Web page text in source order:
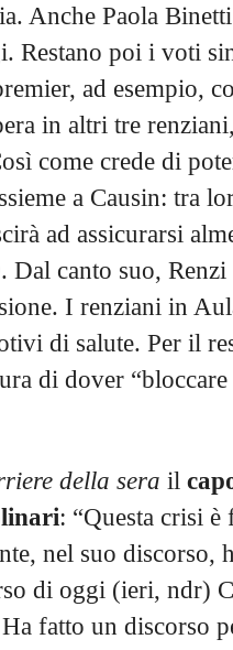
Anche Paola
Restano poi i voti
ad esempio,
in altri tre
come crede di
a Causin: tra
ad assicurarsi
Dal canto suo,
I renziani in
di salute. Per il
di dover
della sera il
: “Questa crisi
nel suo discorso,
di oggi (ieri, ndr)
fatto un discorso